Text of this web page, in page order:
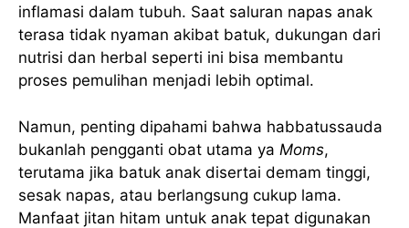
inflamasi dalam tubuh. Saat saluran napas anak
terasa tidak nyaman akibat batuk, dukungan dari
nutrisi dan herbal seperti ini bisa membantu
proses pemulihan menjadi lebih optimal.
Namun, penting dipahami bahwa habbatussauda
bukanlah pengganti obat utama ya Moms,
terutama jika batuk anak disertai demam tinggi,
sesak napas, atau berlangsung cukup lama.
Manfaat jitan hitam untuk anak tepat digunakan